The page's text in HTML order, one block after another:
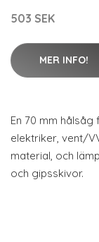
503 SEK
MER INFO!
En 70 mm
elektriker, vent/
material, och
och gipsskivor.